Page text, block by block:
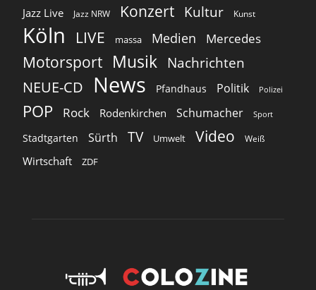
Jazz Live Jazz NRW Konzert Kultur Kunst
Köln LIVE massa Medien Mercedes
Motorsport Musik Nachrichten
NEUE-CD
News Pfandhaus Politik Polizei
POP Rock Rodenkirchen Schumacher Sport
Stadtgarten Sürth TV Umwelt Video Weiß
Wirtschaft ZDF